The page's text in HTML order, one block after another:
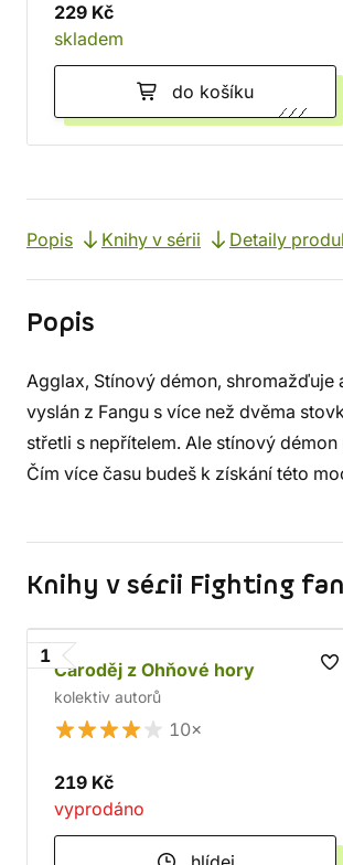
229 Kč
skladem
do košíku
Popis Knihy v sérii Detaily
Popis
Agglax, Stínový démon,
vyslán z Fangu s více než dvěma
střetli s nepřítelem. Ale stínový
Čím více času budeš k získání této
Knihy v sérii Fighting
1
Čaroděj z Ohňové hory
kolektiv autorů
10×
219 Kč
vyprodáno